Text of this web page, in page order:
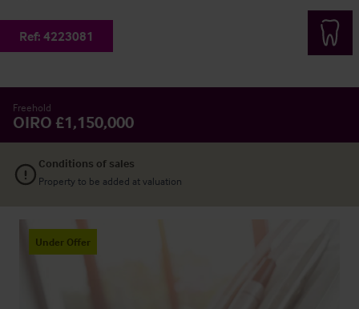
Ref: 4223081
Freehold
OIRO £1,150,000
Conditions of sales
Property to be added at valuation
Under Offer